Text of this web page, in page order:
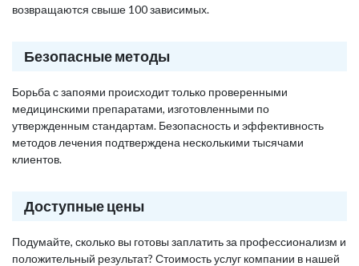
возвращаются свыше 100 зависимых.
Безопасные методы
Борьба с запоями происходит только проверенными
медицинскими препаратами, изготовленными по
утвержденным стандартам. Безопасность и эффективность
методов лечения подтверждена несколькими тысячами
клиентов.
Доступные цены
Подумайте, сколько вы готовы заплатить за профессионализм и
положительный результат? Стоимость услуг компании в нашей